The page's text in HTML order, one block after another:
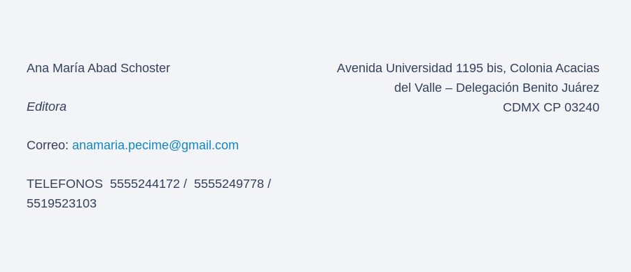
Ana María Abad Schoster
Editora
Correo: anamaria.pecime@gmail.com
TELEFONOS 5555244172 / 5555249778 /
5519523103
Avenida Universidad 1195 bis, Colonia Acacias
del Valle – Delegación Benito Juárez
CDMX CP 03240